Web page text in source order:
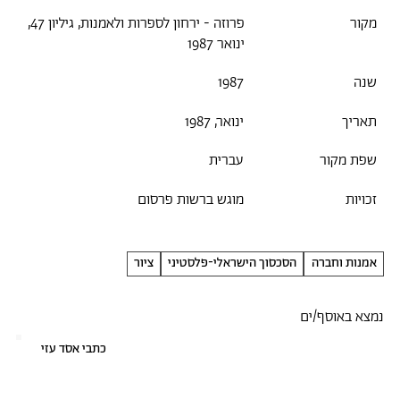
מקור
פרוזה - ירחון לספרות ולאמנות, גיליון 47,
ינואר 1987
שנה
1987
תאריך
ינואר, 1987
שפת מקור
עברית
זכויות
מוגש ברשות פרסום
אמנות וחברה הסכסוך הישראלי-פלסטיני ציור
נמצא באוסף/ים
כתבי אסד עזי